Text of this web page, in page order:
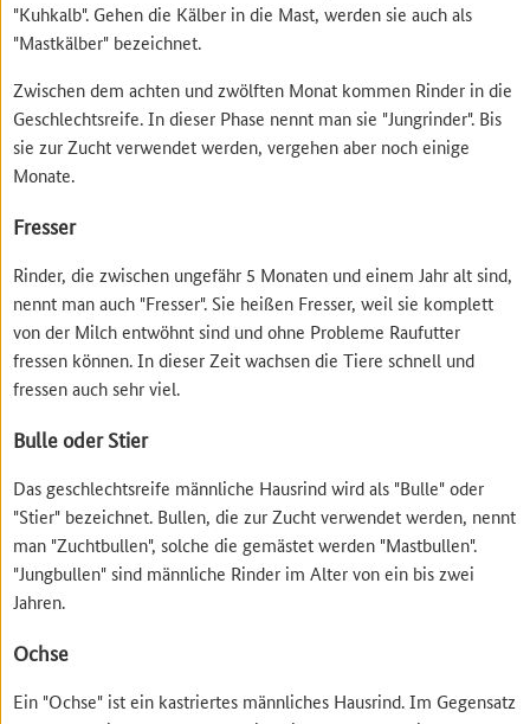
"Kuhkalb". Gehen die Kälber in die Mast, werden sie auch als
"Mastkälber" bezeichnet.
Zwischen dem achten und zwölften Monat kommen Rinder in die
Geschlechtsreife. In dieser Phase nennt man sie "Jungrinder". Bis
sie zur Zucht verwendet werden, vergehen aber noch einige
Monate.
Fresser
Rinder, die zwischen ungefähr 5 Monaten und einem Jahr alt sind,
nennt man auch "Fresser". Sie heißen Fresser, weil sie komplett
von der Milch entwöhnt sind und ohne Probleme Raufutter
fressen können. In dieser Zeit wachsen die Tiere schnell und
fressen auch sehr viel.
Bulle oder Stier
Das geschlechtsreife männliche Hausrind wird als "Bulle" oder
"Stier" bezeichnet. Bullen, die zur Zucht verwendet werden, nennt
man "Zuchtbullen", solche die gemästet werden "Mastbullen".
"Jungbullen" sind männliche Rinder im Alter von ein bis zwei
Jahren.
Ochse
Ein "Ochse" ist ein kastriertes männliches Hausrind. Im Gegensatz